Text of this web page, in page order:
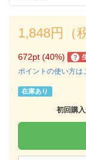
1,848円（
672pt (40%) ?
ポイントの使い方は
在庫あり
初回購